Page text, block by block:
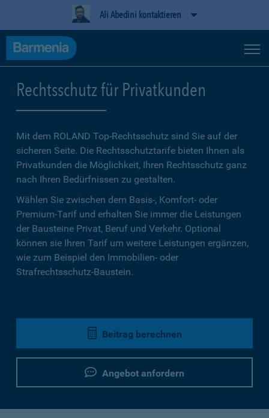
Ali Abedini kontaktieren
Rechtsschutz für Privatkunden
Mit dem ROLAND Top-Rechtsschutz sind Sie auf der
sicheren Seite. Die Rechtsschutztarife bieten Ihnen als
Privatkunden die Möglichkeit, Ihren Rechtsschutz ganz
nach Ihren Bedürfnissen zu gestalten.
Wählen Sie zwischen dem Basis-, Komfort- oder
Premium-Tarif und erhalten Sie immer die Leistungen
der Bausteine Privat, Beruf und Verkehr. Optional
können sie Ihren Tarif um weitere Leistungen ergänzen,
wie zum Beispiel den Immobilien- oder
Strafrechtsschutz-Baustein.
Beitrag berechnen
Angebot anfordern